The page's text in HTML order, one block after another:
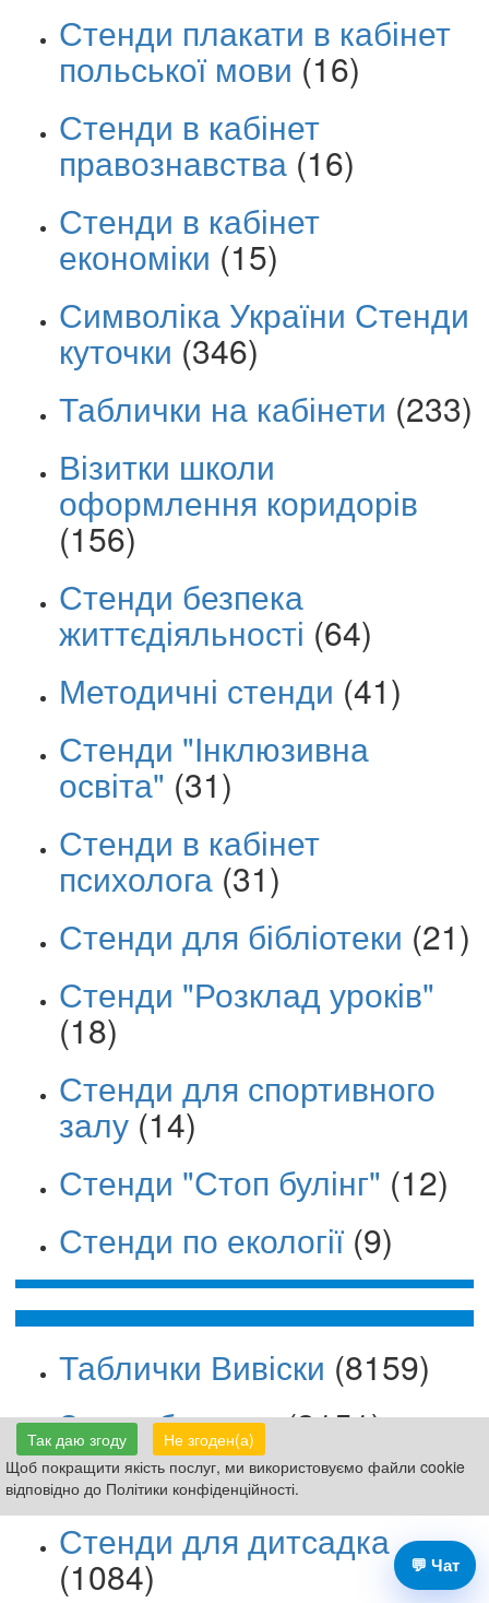
Так даю згоду
Не згоден(а)
Щоб покращити якість послуг, ми використовуємо файли cookie
відповідно до Політики конфіденційності.
Стенди плакати в кабінет
польської мови (16)
Стенди в кабінет
правознавства (16)
Стенди в кабінет
економіки (15)
Символіка України Стенди
куточки (346)
Таблички на кабінети (233)
Візитки школи
оформлення коридорів
(156)
Стенди безпека
життєдіяльності (64)
Методичні стенди (41)
Стенди "Інклюзивна
освіта" (31)
Стенди в кабінет
психолога (31)
Стенди для бібліотеки (21)
Стенди "Розклад уроків"
(18)
Стенди для спортивного
залу(14)
Стенди "Стоп булінг" (12)
Стенди по екології (9)
Таблички Вивіски (8159)
Знаки безпеки(3151)
Стенди для школи(4399)
Стенди для дитсадка
(1084) 💬 Чат